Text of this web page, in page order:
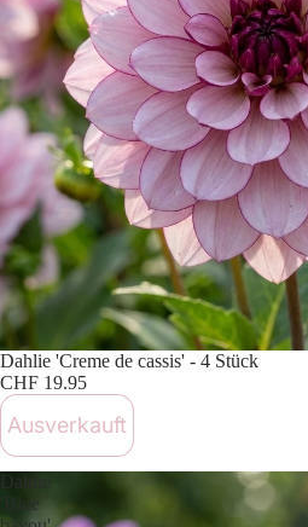
Ausverkauft
Dahlie 'Creme de cassis' - 4 Stück
CHF 19.95
Ausverkauft
Dahlie
'Blue